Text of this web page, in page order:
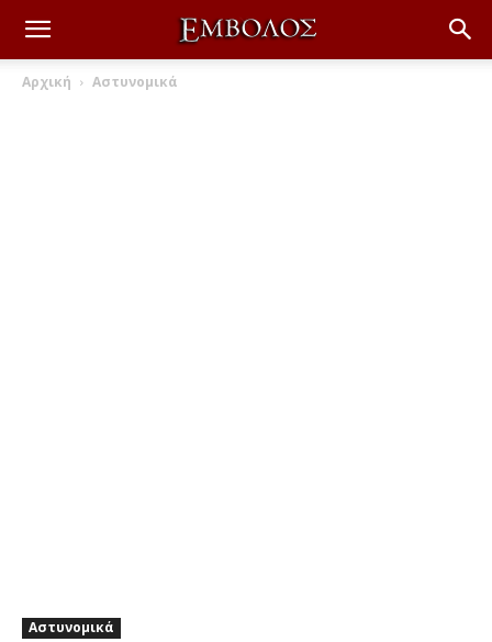
Αρχική Αστυνομικά
Αστυνομικά